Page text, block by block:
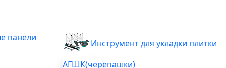
панели
Инструмент для укладки плитки
АГШК(черепашки)